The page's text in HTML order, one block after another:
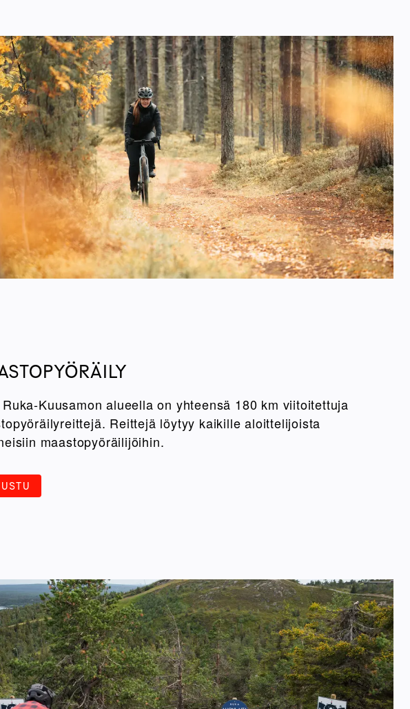
Ruka-Kuusamon alueella on yhteensä 180 km viitoitettuja
Reittejä löytyy kaikille aloittelijoista
maastopyöräilijöihin.